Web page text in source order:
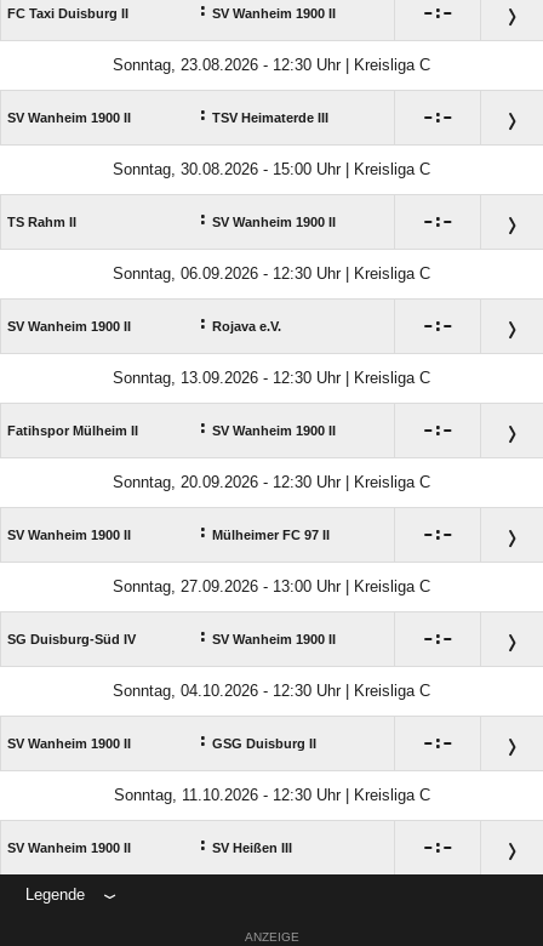
FC Taxi Duisburg II : SV Wanheim 1900 II :
Sonntag, 23.08.2026 - 12:30 Uhr | Kreisliga C
SV Wanheim 1900 II : TSV Heimaterde III :
Sonntag, 30.08.2026 - 15:00 Uhr | Kreisliga C
TS Rahm II : SV Wanheim 1900 II :
Sonntag, 06.09.2026 - 12:30 Uhr | Kreisliga C
SV Wanheim 1900 II : Rojava e.V. :
Sonntag, 13.09.2026 - 12:30 Uhr | Kreisliga C
Fatihspor Mülheim II : SV Wanheim 1900 II :
Sonntag, 20.09.2026 - 12:30 Uhr | Kreisliga C
SV Wanheim 1900 II : Mülheimer FC 97 II :
Sonntag, 27.09.2026 - 13:00 Uhr | Kreisliga C
SG Duisburg-Süd IV : SV Wanheim 1900 II :
Sonntag, 04.10.2026 - 12:30 Uhr | Kreisliga C
SV Wanheim 1900 II : GSG Duisburg II :
Sonntag, 11.10.2026 - 12:30 Uhr | Kreisliga C
SV Wanheim 1900 II : SV Heißen III :
Legende
ANZEIGE